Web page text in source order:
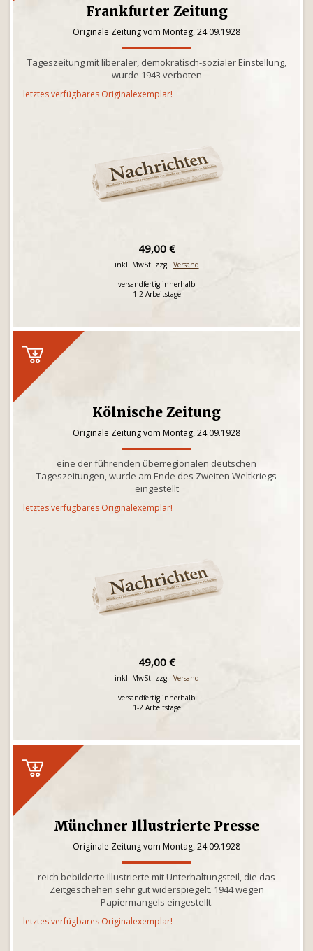
Frankfurter Zeitung
Originale Zeitung vom Montag, 24.09.1928
Tageszeitung mit liberaler, demokratisch-sozialer Einstellung,
wurde 1943 verboten
letztes verfügbares Originalexemplar!
49,00 €
inkl. MwSt. zzgl. Versand
versandfertig innerhalb
1-2 Arbeitstage
Kölnische Zeitung
Originale Zeitung vom Montag, 24.09.1928
eine der führenden überregionalen deutschen
Tageszeitungen, wurde am Ende des Zweiten Weltkriegs
eingestellt
letztes verfügbares Originalexemplar!
49,00 €
inkl. MwSt. zzgl. Versand
versandfertig innerhalb
1-2 Arbeitstage
Münchner Illustrierte Presse
Originale Zeitung vom Montag, 24.09.1928
reich bebilderte Illustrierte mit Unterhaltungsteil, die das
Zeitgeschehen sehr gut widerspiegelt. 1944 wegen
Papiermangels eingestellt.
letztes verfügbares Originalexemplar!